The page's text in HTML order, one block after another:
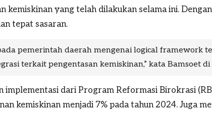
yang telah dilakukan selama ini.
tepat sasaran.
pemerintah daerah mengenai logical framework
terkait pengentasan kemiskinan,” kata Bamsoet
implementasi dari Program Reformasi Birokrasi
kemiskinan menjadi 7% pada tahun 2024. Juga